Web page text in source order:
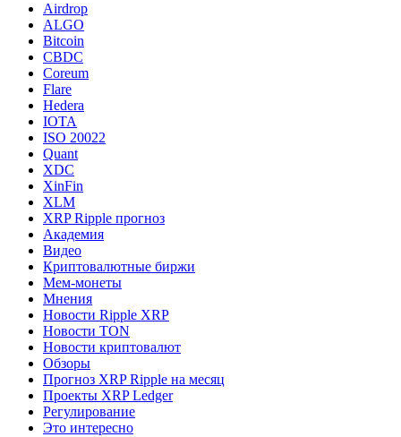
Airdrop
ALGO
Bitcoin
CBDC
Coreum
Flare
Hedera
IOTA
ISO 20022
Quant
XDC
XinFin
XLM
XRP Ripple прогноз
Академия
Видео
Криптовалютные биржи
Мем-монеты
Мнения
Новости Ripple XRP
Новости TON
Новости криптовалют
Обзоры
Прогноз XRP Ripple на месяц
Проекты XRP Ledger
Регулирование
Это интересно